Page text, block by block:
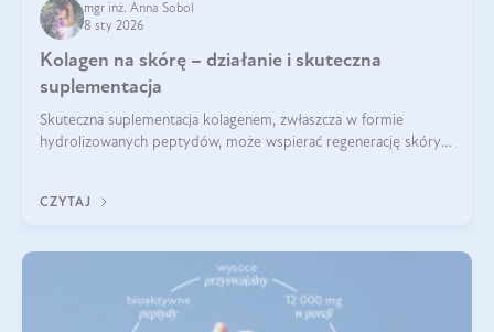
mgr inż. Anna Sobol
8 sty 2026
Kolagen na skórę – działanie i skuteczna
suplementacja
Skuteczna suplementacja kolagenem, zwłaszcza w formie
hydrolizowanych peptydów, może wspierać regenerację skóry i
CZYTAJ